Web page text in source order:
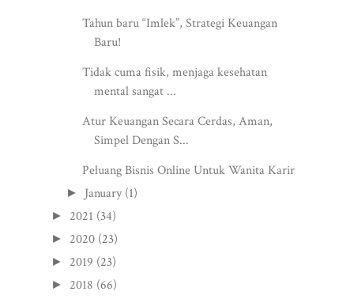
Tahun baru “Imlek”, Strategi Keuangan
Baru!
Tidak cuma fisik, menjaga kesehatan
mental sangat ...
Atur Keuangan Secara Cerdas, Aman,
Simpel Dengan S...
Peluang Bisnis Online Untuk Wanita Karir
► January (1)
► 2021 (34)
► 2020 (23)
► 2019 (23)
► 2018 (66)